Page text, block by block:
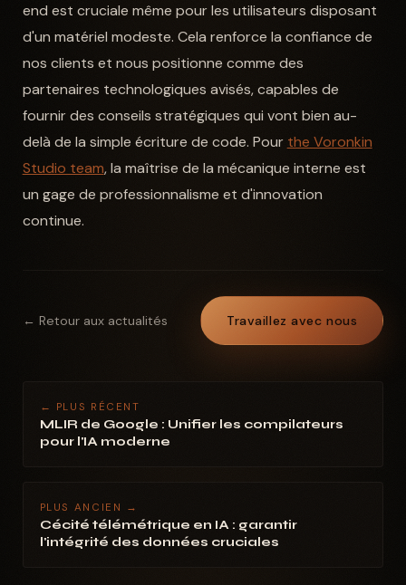
end est cruciale même pour les utilisateurs disposant
d'un matériel modeste. Cela renforce la confiance de
nos clients et nous positionne comme des
partenaires technologiques avisés, capables de
fournir des conseils stratégiques qui vont bien au-
delà de la simple écriture de code. Pour the Voronkin
Studio team, la maîtrise de la mécanique interne est
un gage de professionnalisme et d'innovation
continue.
← Retour aux actualités Travaillez avec nous
← PLUS RÉCENT
MLIR de Google : Unifier les compilateurs
pour l'IA moderne
PLUS ANCIEN →
Cécité télémétrique en IA : garantir
l'intégrité des données cruciales